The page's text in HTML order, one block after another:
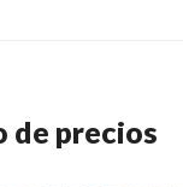
de precios